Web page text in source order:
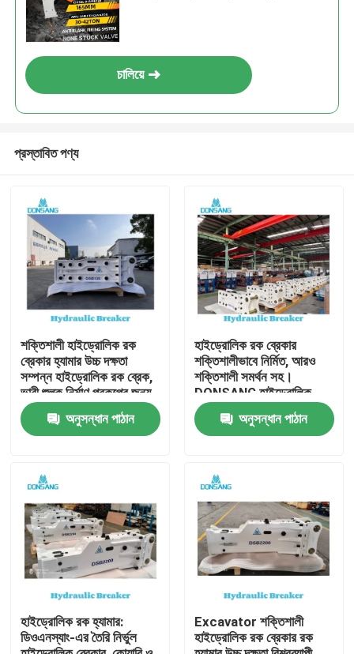
বাড়ি
VR প্রদর্শন
চালিয়ে
প্রস্তাবিত পণ্য
শক্তিশালী হাইড্রোলিক রক
ব্রেকার হ্যামার উচ্চ দক্ষতা
সম্পন্ন হাইড্রোলিক রক ব্রেক,
ভারী শুল্ক নির্মাণ প্রকল্পের জন্য,
পাথর ভাঙ্গা থেকে পুনর্ব্যবহার
পর্যন্ত DONSANG বহুমুখী
হাইড্রোলিক ব্রেকার, OEM
অনুসন্ধান পাঠান
হাইড্রোলিক রক ব্রেকার
শক্তিশালীভাবে নির্মিত, আরও
শক্তিশালী সমর্থন সহ।
DONSANG হাইড্রোলিক
ব্রেকার, ২৪/৭ বিশেষজ্ঞ সহায়তা
সহ। হাইড্রোলিক রক হ্যামার
অ্যাটাচমেন্ট, নির্মাণ যন্ত্রাংশ
অনুসন্ধান পাঠান
হাইড্রোলিক রক হ্যামার:
ডিওএনস্যাং-এর তৈরি নির্ভুল
Excavator শক্তিশালী
হাইড্রোলিক রক ব্রেকার রক